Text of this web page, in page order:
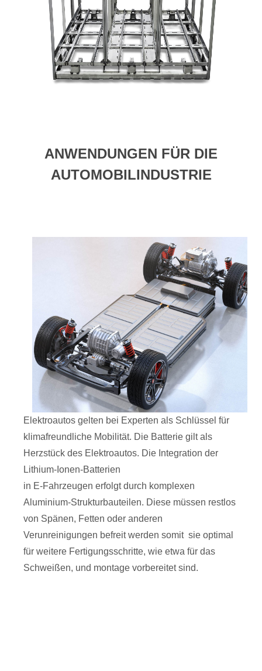
ANWENDUNGEN FÜR DIE
AUTOMOBILINDUSTRIE
Elektroautos gelten bei Experten als Schlüssel für
klimafreundliche Mobilität. Die Batterie gilt als
Herzstück des Elektroautos. Die Integration der
Lithium-Ionen-Batterien
in E-Fahrzeugen erfolgt durch komplexen
Aluminium-Strukturbauteilen. Diese müssen restlos
von Spänen, Fetten oder anderen
Verunreinigungen befreit werden somit sie optimal
für weitere Fertigungsschritte, wie etwa für das
Schweißen, und montage vorbereitet sind.